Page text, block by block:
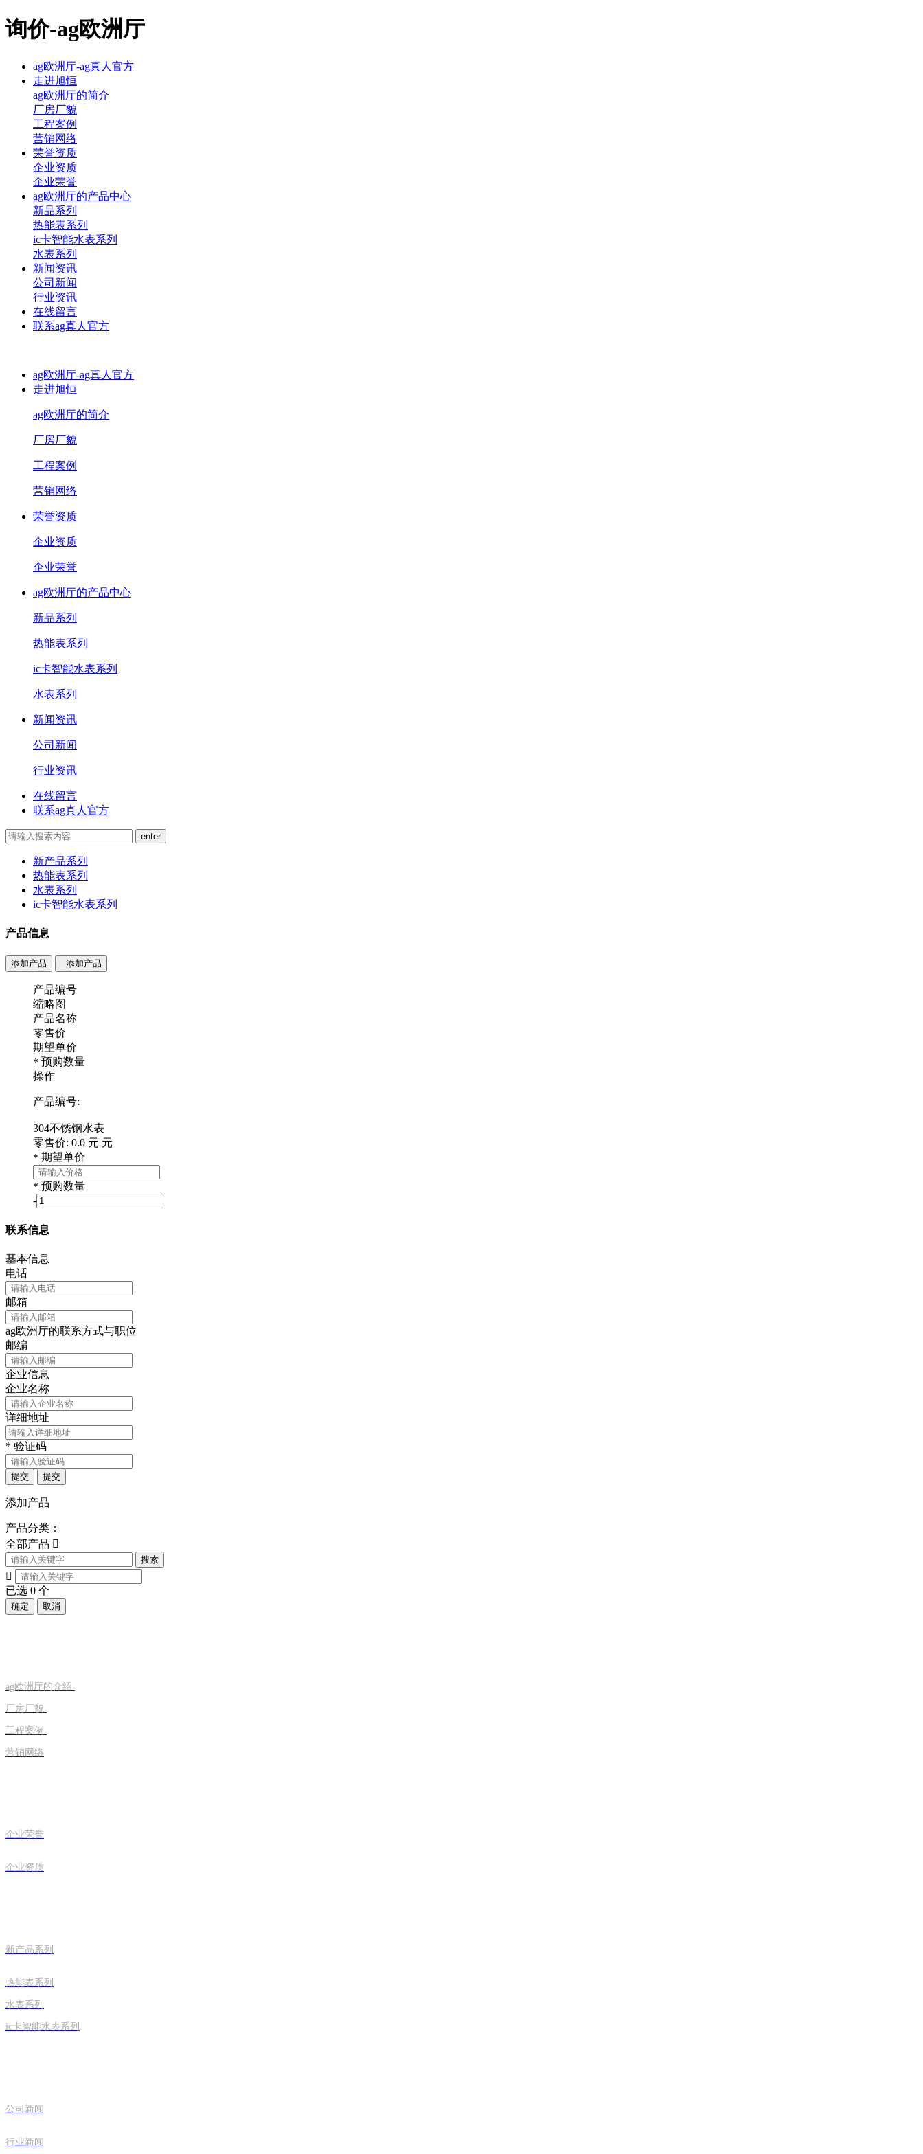
询价-ag欧洲厅
ag欧洲厅-ag真人官方
走进旭恒
ag欧洲厅的简介
厂房厂貌
工程案例
营销网络
荣誉资质
企业资质
企业荣誉
ag欧洲厅的产品中心
新品系列
热能表系列
ic卡智能水表系列
水表系列
新闻资讯
公司新闻
行业资讯
在线留言
联系ag真人官方
ag欧洲厅-ag真人官方
走进旭恒
ag欧洲厅的简介
厂房厂貌
工程案例
营销网络
荣誉资质
企业资质
企业荣誉
ag欧洲厅的产品中心
新品系列
热能表系列
ic卡智能水表系列
水表系列
新闻资讯
公司新闻
行业资讯
在线留言
联系ag真人官方
新产品系列
热能表系列
水表系列
ic卡智能水表系列
产品信息
添加产品 添加产品
产品编号
缩略图
产品名称
零售价
期望单价
* 预购数量
操作
产品编号:
304不锈钢水表
零售价: 0.0 元 元
* 期望单价
* 预购数量
-
联系信息
基本信息
电话
邮箱
ag欧洲厅的联系方式与职位
邮编
企业信息
企业名称
详细地址
* 验证码
提交 提交
添加产品
产品分类：
全部产品 
搜索

已选 0 个
确定 取消
ag欧洲厅的介绍
厂房厂貌
工程案例
营销网络
企业荣誉
企业资质
新产品系列
热能表系列
水表系列
ic卡智能水表系列
公司新闻
行业新闻